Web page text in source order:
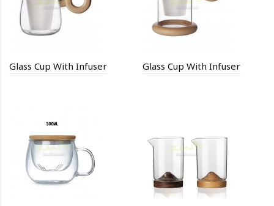
Glass Cup With Infuser Glass Cup With Infuser